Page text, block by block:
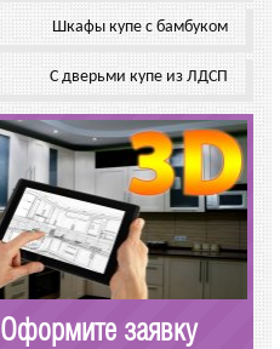
Шкафы купе с бамбуком
С дверьми купе из ЛДСП
Оформите заявку